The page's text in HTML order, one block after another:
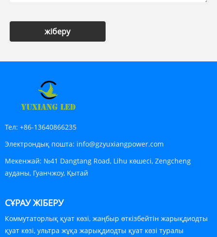
жіберу
Тел: +86-13640866235
Электрондық пошта: info@gzyuxiangpower.com
Мекенжай: №41 Dangtang Road, Lihu көшесі, Zengcheng
ауданы, Гуанчжоу, Қытай
СҰРАУ ЖІБЕРУ
Коммутаторлық қуат көзі, жаңбыр өткізбейтін жарықдиодты
қуат көзі, ультра жұқа жарықдиодты қуат көзі туралы